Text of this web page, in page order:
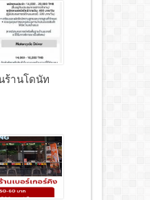
ร้านโดนัท